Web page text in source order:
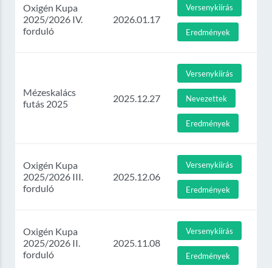
Oxigén Kupa
2025/2026 IV.
forduló
2026.01.17
Versenykiírás
Eredmények
Mézeskalács
futás 2025
2025.12.27
Versenykiírás
Nevezettek
Eredmények
Oxigén Kupa
2025/2026 III.
forduló
2025.12.06
Versenykiírás
Eredmények
Oxigén Kupa
2025/2026 II.
forduló
2025.11.08
Versenykiírás
Eredmények